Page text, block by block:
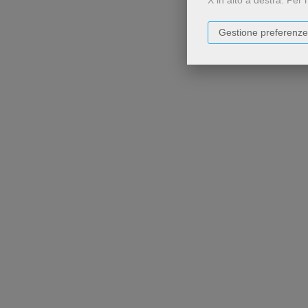
Gestione preferenze